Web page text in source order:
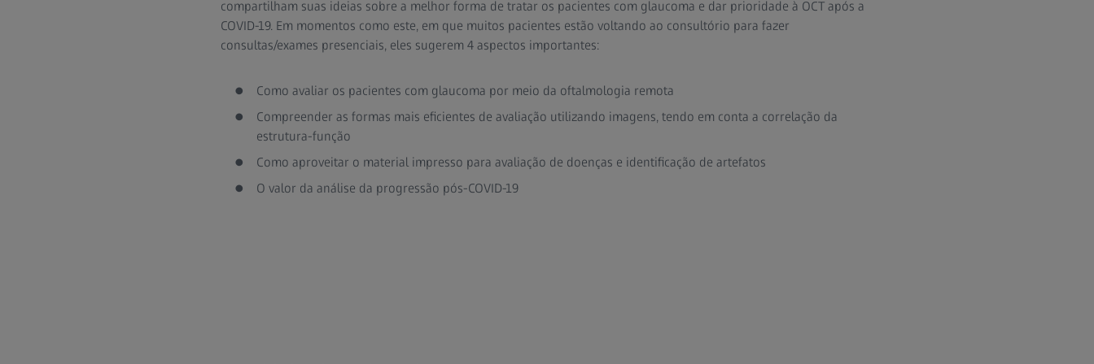
compartilham suas ideias sobre a melhor forma de tratar os pacientes com glaucoma e dar prioridade à OCT após a
COVID-19. Em momentos como este, em que muitos pacientes estão voltando ao consultório para fazer
consultas/exames presenciais, eles sugerem 4 aspectos importantes:
Como avaliar os pacientes com glaucoma por meio da oftalmologia remota
Compreender as formas mais eficientes de avaliação utilizando imagens, tendo em conta a correlação da
estrutura-função
Como aproveitar o material impresso para avaliação de doenças e identificação de artefatos
O valor da análise da progressão pós-COVID-19